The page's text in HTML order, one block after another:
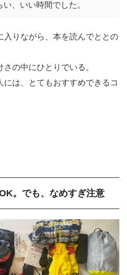
い、いい時間でした。
入りながら、本を読んでととの
の中にひとりでいる。
には、とてもおすすめできるコ
。でも、なめすぎ注意